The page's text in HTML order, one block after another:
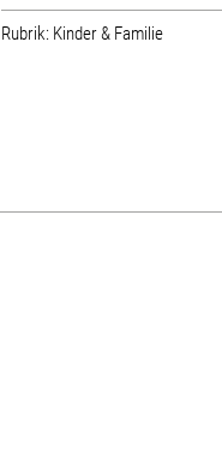
Rubrik: Kinder & Familie